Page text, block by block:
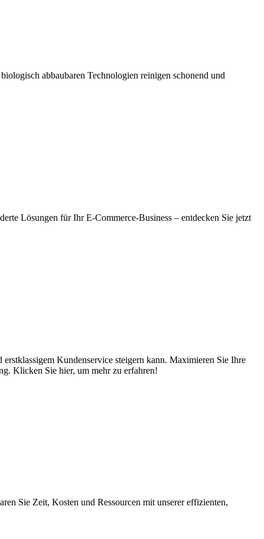
abbaubaren Technologien reinigen schonend und
Lösungen für Ihr E-Commerce-Business – entdecken Sie jetzt
Kundenservice steigern kann. Maximieren Sie Ihre
Klicken Sie hier, um mehr zu erfahren!
Sie Zeit, Kosten und Ressourcen mit unserer effizienten,